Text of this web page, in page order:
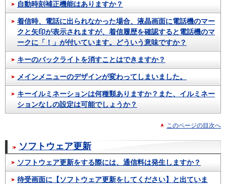
自動時刻補正機能はありますか？
着信時、電話に出られなかった場合、液晶画面に電話機のマー
クと矢印が表示されますが、着信履歴を確認すると電話機のマ
ークに「！」が付いています。どういう意味ですか？
キーのバックライトを消すことはできますか？
メインメニューのデザインが変わってしまいました。
キーイルミネーションは何種類ありますか？また、イルミネー
ションなしの設定は可能でしょうか？
このページの目次へ
ソフトウェア更新
ソフトウェア更新をする際には、通信料は発生しますか？
待受画面に【ソフトウェア更新をしてください】と出ていま